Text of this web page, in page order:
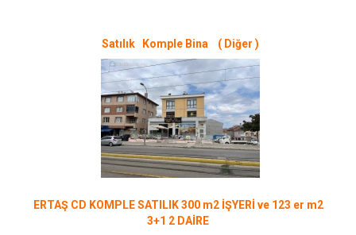
Satılık Komple Bina ( Diğer )
ERTAŞ CD KOMPLE SATILIK 300 m2 İŞYERİ ve 123 er m2
3+1 2 DAİRE